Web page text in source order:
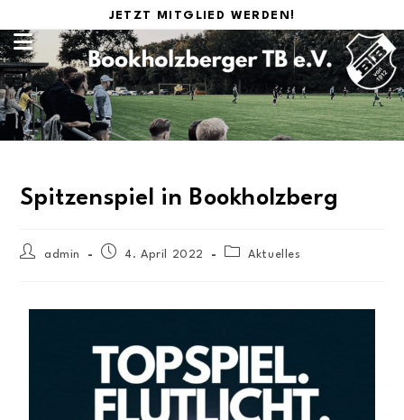
JETZT MITGLIED WERDEN!
Spitzenspiel in Bookholzberg
admin 4. April 2022 Aktuelles